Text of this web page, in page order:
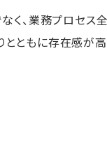
く、業務プロセ
ともに存在感が高